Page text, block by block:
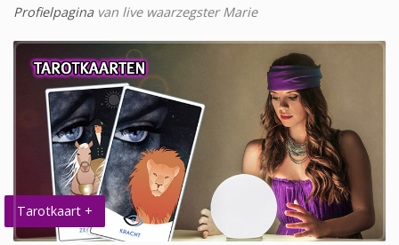
Profielpaginavan live waarzegster Marie
Tarotkaart +